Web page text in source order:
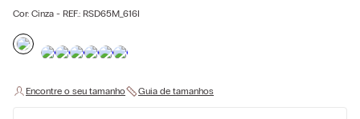
Cor: Cinza - REF.: RSD65M_616I